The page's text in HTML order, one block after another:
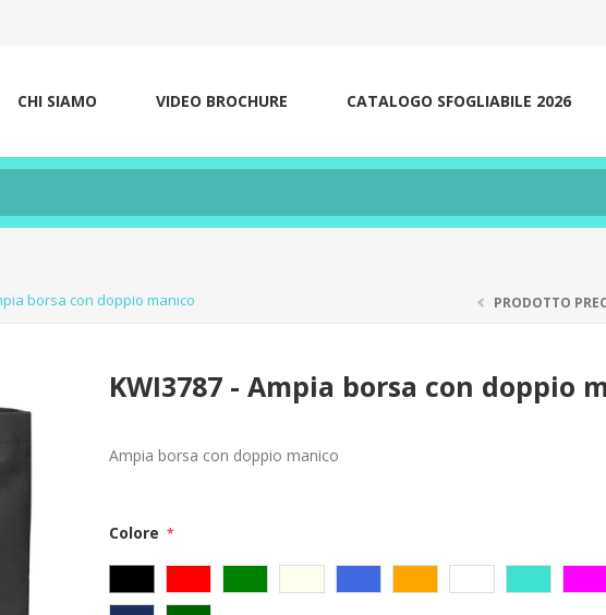
CHI SIAMO VIDEO BROCHURE CATALOGO SFOGLIABILE 2026
borsa con doppio manico PRODOTTO
KWI3787 - Ampia borsa con doppio
Ampia borsa con doppio manico
Colore *